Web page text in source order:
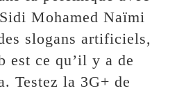
Mohamed Naïmi
slogans artificiels,
est ce qu’il y a de
Testez la 3G+ de